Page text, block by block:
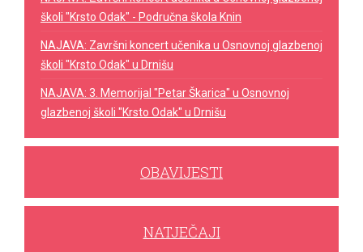
školi "Krsto Odak" - Područna škola Knin
NAJAVA: Završni koncert učenika u Osnovnoj glazbenoj
školi "Krsto Odak" u Drnišu
NAJAVA: 3. Memorijal "Petar Škarica" u Osnovnoj
glazbenoj školi "Krsto Odak" u Drnišu
OBAVIJESTI
NATJEČAJI